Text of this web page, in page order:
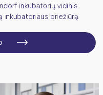
sistemos
įranga
fragmentacijai
inkubatorių vidinis
inkubatoriaus priežiūrą.